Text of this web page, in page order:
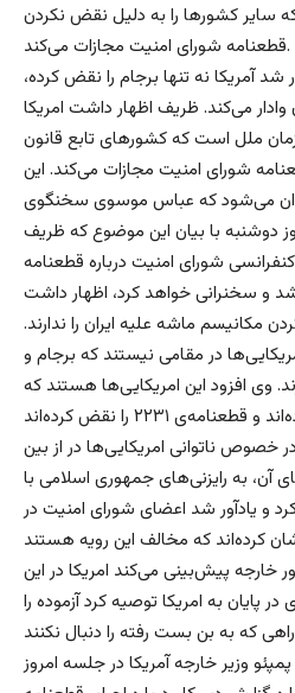
سایر کشورها را به دلیل نقض نکردن
قطعنامه شورای امنیت مجازات می‌کند.
شد آمریکا نه تنها برجام را نقض کرده،
می‌کند. ظریف اظهار داشت امریکا
ملل است که کشورهای تابع قانون
شورای امنیت مجازات می‌کند. این
می‌شود که عباس موسوی سخنگوی
روز دوشنبه با بیان این موضوع که ظریف
شورای امنیت درباره قطعنامه
شد و سخنرانی خواهد کرد، اظهار داشت
مکانیسم ماشه علیه ایران را ندارند.
در مقامی نیستند که برجام و
وی افزود این امریکایی‌ها هستند که
خصوص ناتوانی امریکایی‌ها در از بین
آن، به رایزنی‌های جمهوری اسلامی با
و یادآور شد اعضای شورای امنیت در
خارجه پیش‌بینی می‌کند امریکا در این
به امریکا توصیه کرد آزموده را
وزیر خارجه آمریکا در جلسه امروز